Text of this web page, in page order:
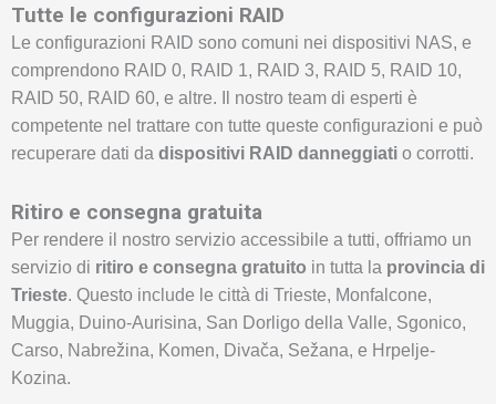
Tutte le configurazioni RAID
Le configurazioni RAID sono comuni nei dispositivi NAS, e
comprendono RAID 0, RAID 1, RAID 3, RAID 5, RAID 10,
RAID 50, RAID 60, e altre. Il nostro team di esperti è
competente nel trattare con tutte queste configurazioni e può
recuperare dati da dispositivi RAID danneggiati o corrotti.
Ritiro e consegna gratuita
Per rendere il nostro servizio accessibile a tutti, offriamo un
servizio di ritiro e consegna gratuito in tutta la provincia di
Trieste. Questo include le città di Trieste, Monfalcone,
Muggia, Duino-Aurisina, San Dorligo della Valle, Sgonico,
Carso, Nabrežina, Komen, Divača, Sežana, e Hrpelje-
Kozina.